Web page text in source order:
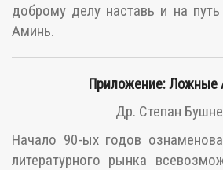
доброму делу наставь и на путь
Аминь.
Приложение: Ложные
Др. Степан
Начало 90-ых годов
литературного рынка